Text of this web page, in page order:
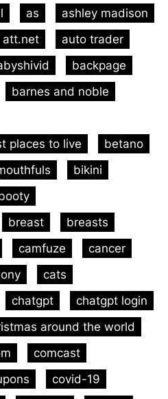
as
ashley madison
att.net
auto trader
backpage
barnes and noble
places to live
betano
bikini
breast
breasts
camfuze
cancer
cats
chatgpt
chatgpt login
around the world
comcast
covid-19